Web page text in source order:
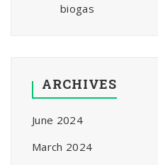
biogas
ARCHIVES
June 2024
March 2024